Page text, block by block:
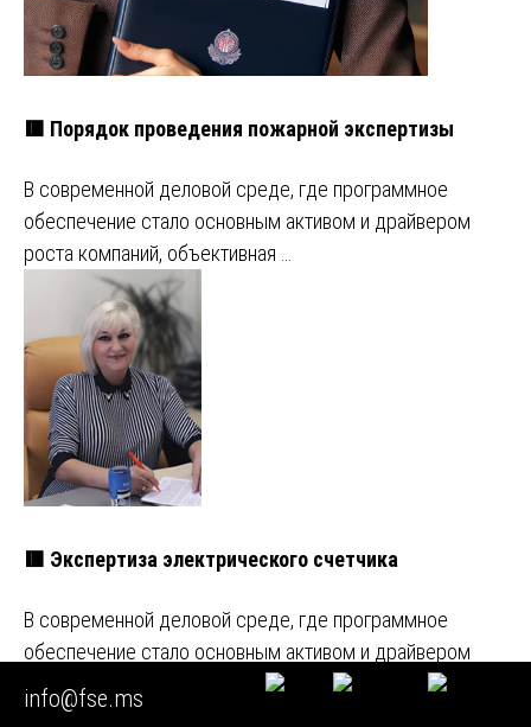
🟥 Порядок проведения пожарной экспертизы
В современной деловой среде, где программное
обеспечение стало основным активом и драйвером
роста компаний, объективная …
🟥 Экспертиза электрического счетчика
В современной деловой среде, где программное
обеспечение стало основным активом и драйвером
роста компаний, объективная …
info@fse.ms